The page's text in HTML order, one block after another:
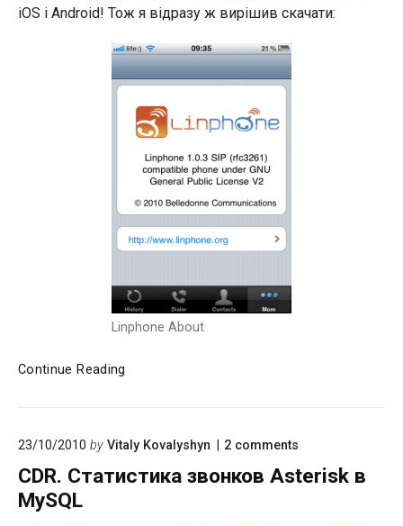
iOS і Android! Тож я відразу ж вирішив скачати:
Linphone About
Continue Reading
23/10/2010 by Vitaly Kovalyshyn 2 comments
Статистика
CDR. Статистика звонков Asterisk в
MySQL